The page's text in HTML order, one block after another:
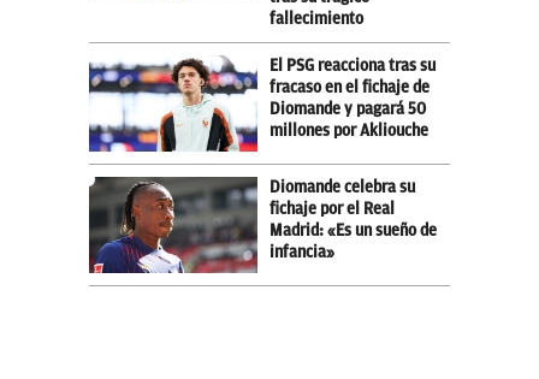
fallecimiento
El PSG reacciona tras su
fracaso en el fichaje de
Diomande y pagará 50
millones por Akliouche
Diomande celebra su
fichaje por el Real
Madrid: «Es un sueño de
infancia»